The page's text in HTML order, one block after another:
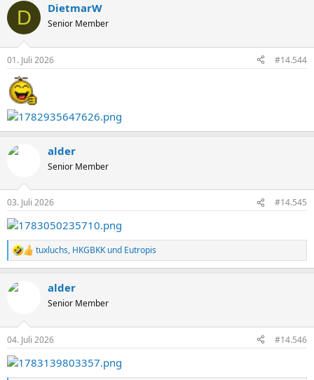
D DietmarW
Senior Member
01. Juli 2026 #14.544
alder
Senior Member
03. Juli 2026 #14.545
R
e
k
e
n
:
tuxluchs, HKGBKKund Eutropis
alder
Senior Member
04. Juli 2026 #14.546